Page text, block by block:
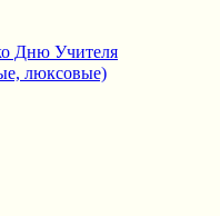
Дню Учителя
люксовые)